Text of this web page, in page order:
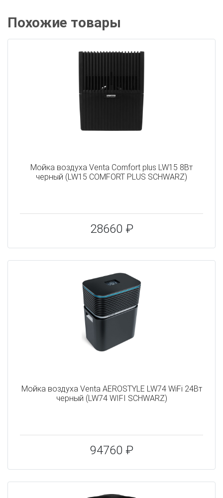
Похожие товары
Мойка воздуха Venta Comfort plus LW15 8Вт
черный (LW15 COMFORT PLUS SCHWARZ)
28660 ₽
Мойка воздуха Venta AEROSTYLE LW74 WiFi 24Вт
черный (LW74 WIFI SCHWARZ)
94760 ₽